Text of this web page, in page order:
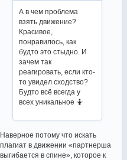
А в чем проблема
взять движение?
Красивое,
понравилось, как
будто это стыдно. И
зачем так
реагировать, если кто-
то увидел сходство?
Будто всё всегда у
всех уникальное 🤷
Наверное потому что искать
плагиат в движении «партнерша
выгибается в спине», которое к